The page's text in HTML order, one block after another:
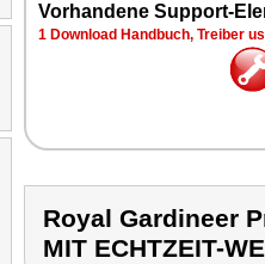
Vorhandene Support-
1 Download Handbuch, Treiber
Royal Gardineer
MIT ECHTZEIT-